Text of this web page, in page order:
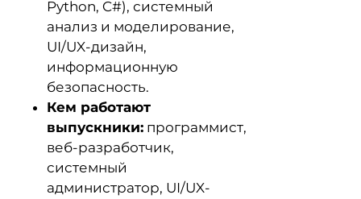
Python, C#), системный
анализ и моделирование,
UI/UX-дизайн,
информационную
безопасность.
Кем работают
выпускники: программист,
веб-разработчик,
системный
администратор, UI/UX-